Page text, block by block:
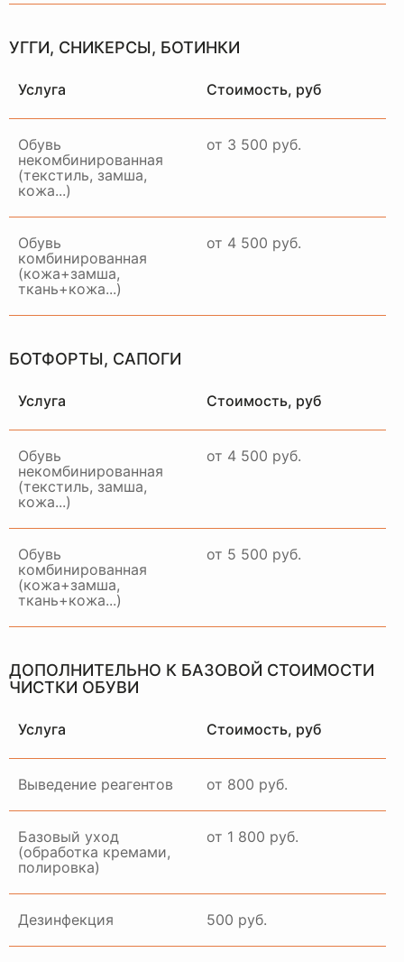
УГГИ, СНИКЕРСЫ, БОТИНКИ
Услуга Стоимость, руб
Обувь
некомбинированная
(текстиль, замша,
кожа...)
от 3 500 руб.
Обувь
комбинированная
(кожа+замша,
ткань+кожа...)
от 4 500 руб.
БОТФОРТЫ, САПОГИ
Услуга Стоимость, руб
Обувь
некомбинированная
(текстиль, замша,
кожа...)
от 4 500 руб.
Обувь
комбинированная
(кожа+замша,
ткань+кожа...)
от 5 500 руб.
ДОПОЛНИТЕЛЬНО К БАЗОВОЙ СТОИМОСТИ
ЧИСТКИ ОБУВИ
Услуга Стоимость, руб
Выведение реагентов от 800 руб.
Базовый уход
(обработка кремами,
полировка)
от 1 800 руб.
Дезинфекция 500 руб.